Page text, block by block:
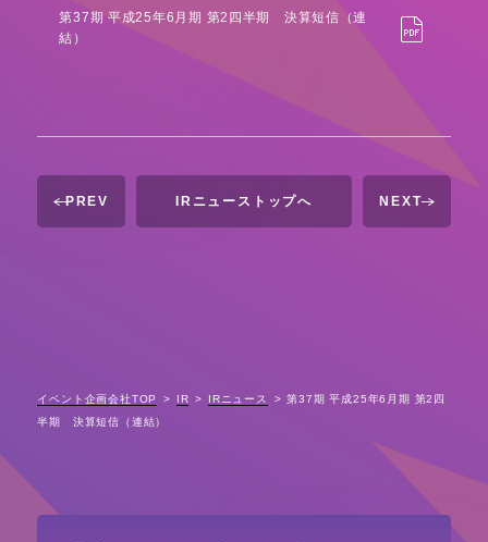
第37期 平成25年6月期 第2四半期 決算短信（連
結）
PREV IRニューストップへ NEXT
イベント企画会社TOP IR IRニュース
第37期 平成25年6月期 第2四
半期 決算短信（連結）